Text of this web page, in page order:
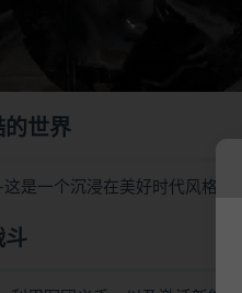
的世界
是一个沉浸在美好时代风格中
斗